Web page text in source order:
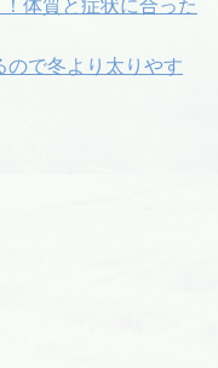
体質と症状に合った
ので冬より太りやす